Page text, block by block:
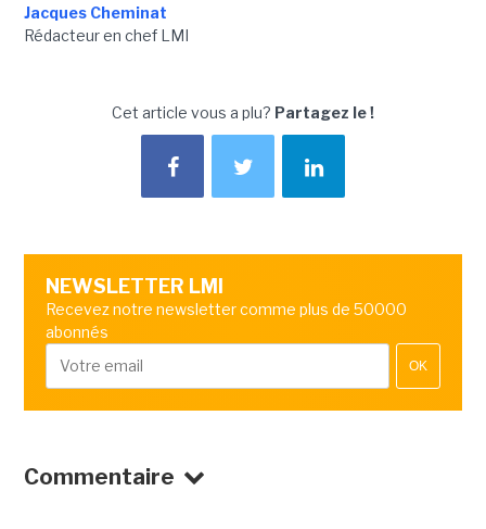
Jacques Cheminat
Rédacteur en chef LMI
Cet article vous a plu? Partagez le !
NEWSLETTER LMI
Recevez notre newsletter comme plus de 50000
abonnés
OK
Commentaire